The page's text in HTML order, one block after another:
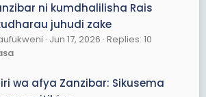
ni kumdhalilisha Rais
juhudi zake
Jun 17, 2026 Replies: 10
wa afya Zanzibar: Sikusema